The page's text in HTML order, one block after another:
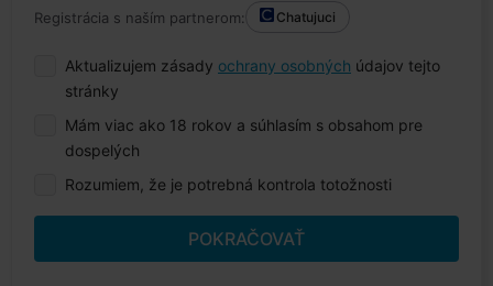
Registrácia s naším partnerom: Chatujuci
Aktualizujem zásady ochrany osobných údajov tejto
stránky
Mám viac ako 18 rokov a súhlasím s obsahom pre
dospelých
Rozumiem, že je potrebná kontrola totožnosti
POKRAČOVAŤ